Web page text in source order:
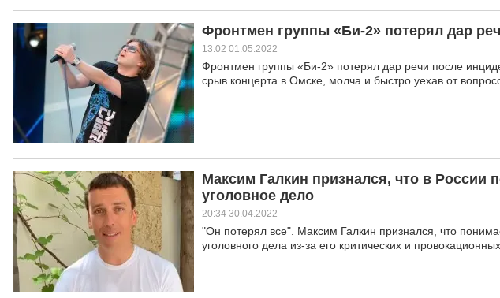
Фронтмен группы «Би-2» потерял дар
13:02 01.05.2022
Фронтмен группы «Би-2» потерял дар речи после
срыв концерта в Омске, молча и быстро уехав от
Максим Галкин признался, что в России
уголовное дело
20:34 30.04.2022
"Он потерял все". Максим Галкин признался, что
уголовного дела из-за его критических и